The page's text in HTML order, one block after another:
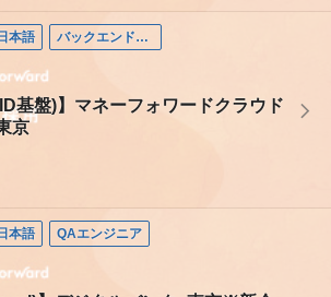
日本語 バックエンドエンジニア
基盤)】マネーフォワードクラウド
京
日本語 QAエンジニア